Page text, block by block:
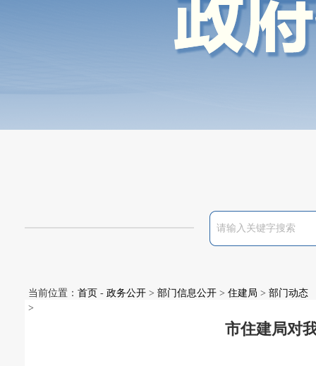
当前位置： 首页 - 政务公开 > 部门信息公开 > 住建局 > 部门动态
>
市住建局对